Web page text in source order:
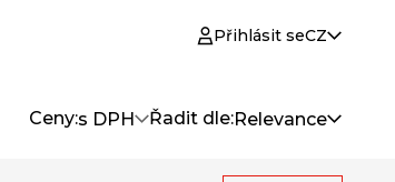
Přihlásit seCZ
Ceny:s DPH Řadit dle:Relevance